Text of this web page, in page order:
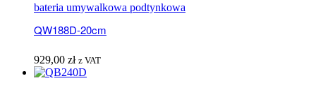
bateria umywalkowa podtynkowa
QW188D-20cm
929,00 zł z VAT